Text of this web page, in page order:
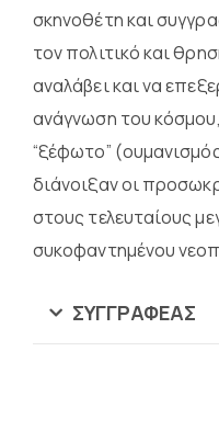
σκηνοθέτη και
τον πολιτικό και
αναλάβει και να
ανάγνωση του
“ξέφωτο”
διάνοιξαν οι
στους τελευταίους
συκοφαντημένου
ΣΥΓΓΡΑΦΈΑΣ